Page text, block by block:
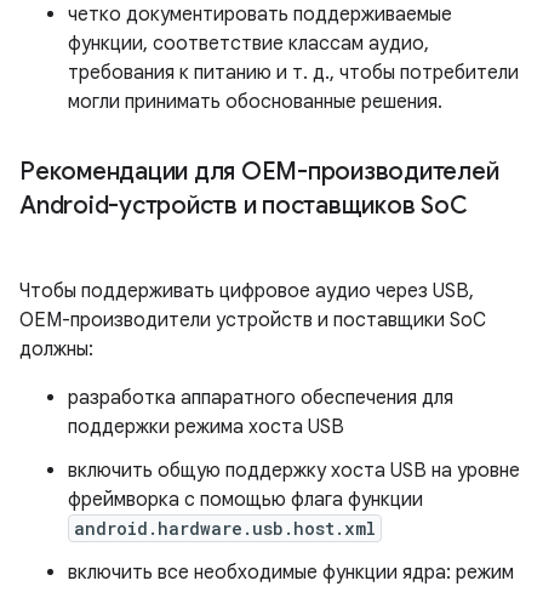
четко документировать поддерживаемые
функции, соответствие классам аудио,
требования к питанию и т. д., чтобы потребители
могли принимать обоснованные решения.
Рекомендации для OEM-производителей
Android-устройств и поставщиков SoC
Чтобы поддерживать цифровое аудио через USB,
OEM-производители устройств и поставщики SoC
должны:
разработка аппаратного обеспечения для
поддержки режима хоста USB
включить общую поддержку хоста USB на уровне
фреймворка с помощью флага функции
android.hardware.usb.host.xml
включить все необходимые функции ядра: режим